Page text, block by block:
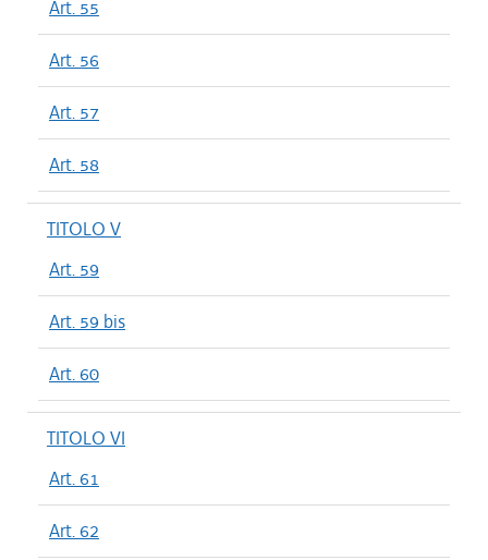
Art. 55
Art. 56
Art. 57
Art. 58
TITOLO V
Art. 59
Art. 59 bis
Art. 60
TITOLO VI
Art. 61
Art. 62